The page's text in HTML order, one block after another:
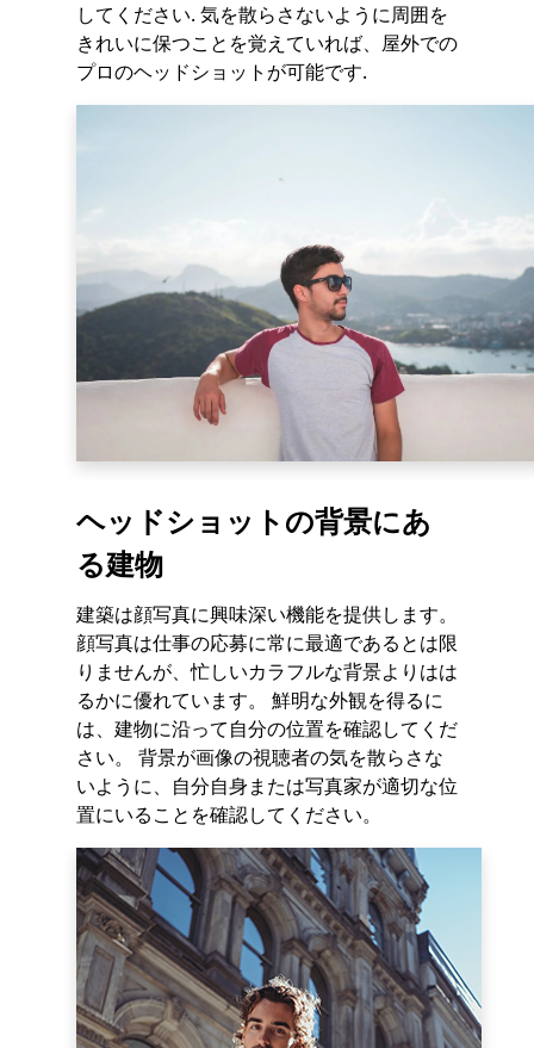
してください. 気を散らさないように周囲を
きれいに保つことを覚えていれば、屋外での
プロのヘッドショットが可能です.
ヘッドショットの背景にあ
る建物
建築は顔写真に興味深い機能を提供します。
顔写真は仕事の応募に常に最適であるとは限
りませんが、忙しいカラフルな背景よりはは
るかに優れています。 鮮明な外観を得るに
は、建物に沿って自分の位置を確認してくだ
さい。 背景が画像の視聴者の気を散らさな
いように、自分自身または写真家が適切な位
置にいることを確認してください。